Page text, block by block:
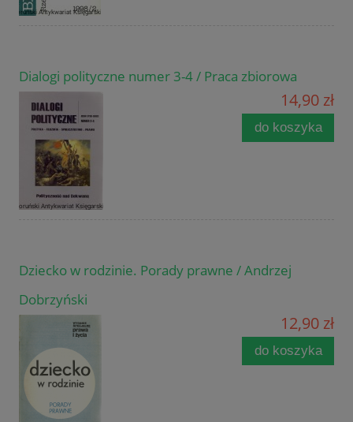
Dialogi polityczne numer 3-4 / Praca zbiorowa
14,90 zł
do koszyka
Dziecko w rodzinie. Porady prawne / Andrzej
Dobrzyński
12,90 zł
do koszyka